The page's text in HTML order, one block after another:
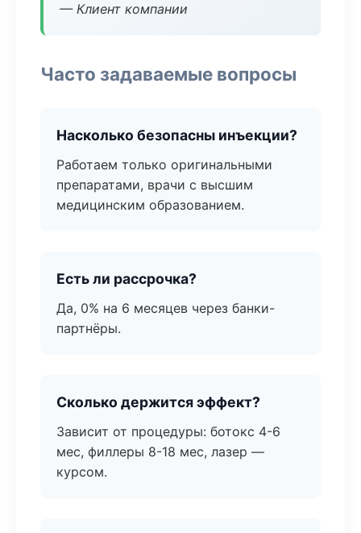
— Клиент компании
Часто задаваемые вопросы
Насколько безопасны инъекции?
Работаем только оригинальными
препаратами, врачи с высшим
медицинским образованием.
Есть ли рассрочка?
Да, 0% на 6 месяцев через банки-
партнёры.
Сколько держится эффект?
Зависит от процедуры: ботокс 4-6
мес, филлеры 8-18 мес, лазер —
курсом.